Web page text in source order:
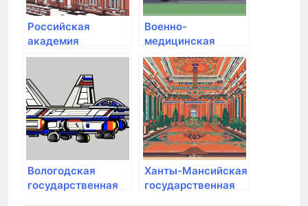
Российская
академия
живописи
Военно-
медицинская
академия им. С.М.
Кирова
Вологодская
государственная
Ханты-Мансийская
государственная